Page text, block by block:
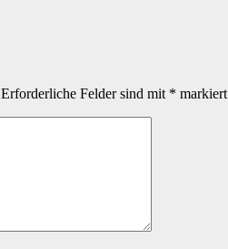
Erforderliche Felder sind mit * markiert